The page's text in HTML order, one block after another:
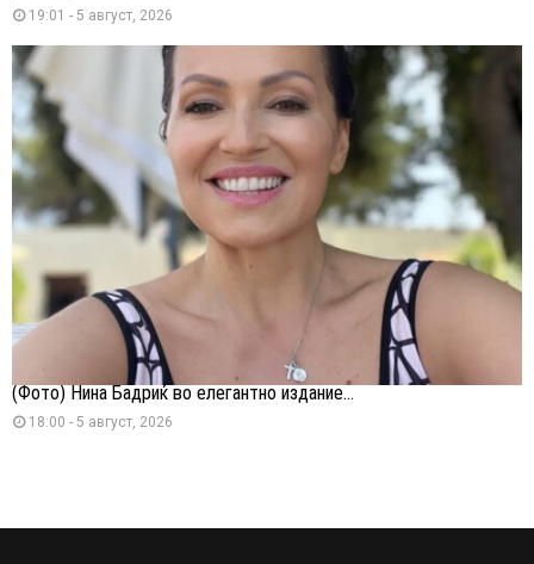
19:01 - 5 август, 2026
(Фото) Нина Бадриќ во елегантно издание...
18:00 - 5 август, 2026